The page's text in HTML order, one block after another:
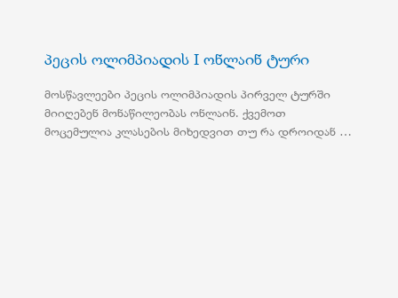
პეცის ოლიმპიადის I ონლაინ ტური
მოსწავლეები პეცის ოლიმპიადის პირველ ტურში
მიიღებენ მონაწილეობას ონლაინ. ქვემოთ
მოცემულია კლასების მიხედვით თუ რა დროიდან …